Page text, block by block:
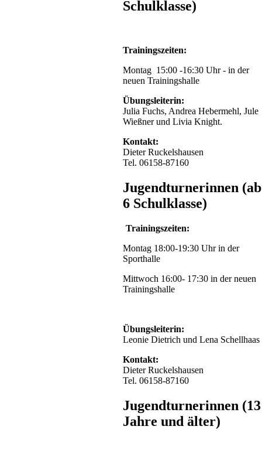
hatte
bei
schönen
Wetter
ins
Waldschwimmbad
verschlagen.
Um
15.00
Uhr
führte
uns
Abschlußveranstaltung
ins
"Graslöwenland",
dies
wieder
eine
sehr
schöne
Veranstaltung.
an
die
Turnerjugend
und
die
Viernheim,
uns
Crumstädtern
Schulklasse)
Trainingszeiten:
Montag 15:00 -16:30 Uhr - in der
neuen Trainingshalle
Übungsleiterin:
Julia Fuchs, Andrea Hebermehl, Jule
Wießner und Livia Knight.
Kontakt:
Dieter Ruckelshausen
Tel. 06158-87160
Jugendturnerinnen (ab
6 Schulklasse)
Trainingszeiten:
Montag 18:00-19:30 Uhr in der
Sporthalle
Mittwoch 16:00- 17:30 in der neuen
Trainingshalle
Übungsleiterin:
Leonie Dietrich und Lena Schellhaas
Kontakt:
Dieter Ruckelshausen
Tel. 06158-87160
Jugendturnerinnen (13
Jahre und älter)